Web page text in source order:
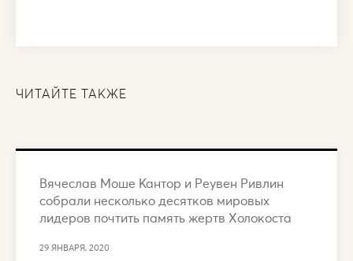
ЧИТАЙТЕ ТАКЖЕ
Вячеслав Моше Кантор и Реувен Ривлин
собрали несколько десятков мировых
лидеров почтить память жертв Холокоста
29 ЯНВАРЯ, 2020